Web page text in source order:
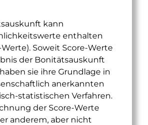
kann
enthalten
Werte). Soweit Score-Werte
der Bonitätsauskunft
sie ihre Grundlage in
anerkannten
statistischen Verfahren.
der Score-Werte
anderem, aber nicht